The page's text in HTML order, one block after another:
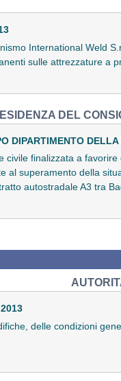
International Weld
sulle attrezzature a
DEL
DIPARTIMENTO
civile finalizzata a
al superamento della
autostradale A3 tra
delle condizioni